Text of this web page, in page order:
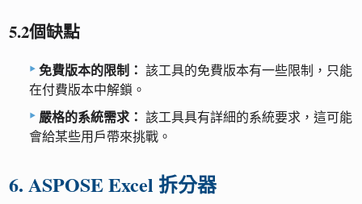
5.2個缺點
免費版本的限制： 該工具的免費版本有一些限制，只能
在付費版本中解鎖。
嚴格的系統需求： 該工具具有詳細的系統要求，這可能
會給某些用戶帶來挑戰。
6. ASPOSE Excel 拆分器